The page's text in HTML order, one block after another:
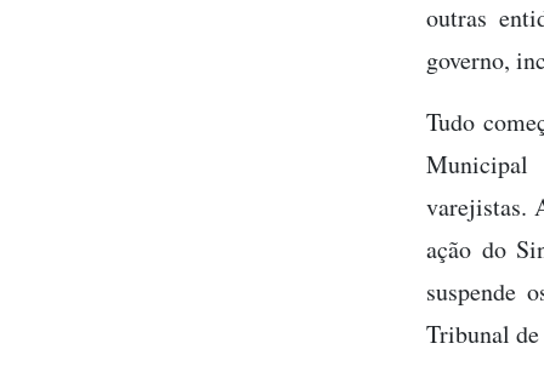
outras
governo,
Tudo
Municipal
varejistas.
ação do
suspende
Tribunal de